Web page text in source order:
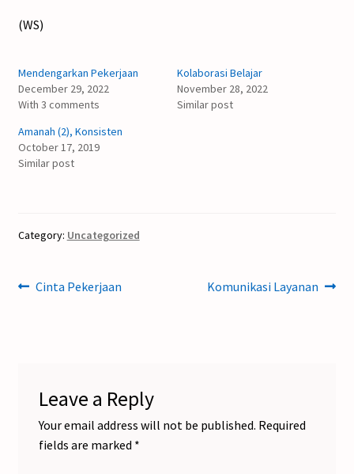
(WS)
Mendengarkan Pekerjaan
December 29, 2022
With 3 comments
Kolaborasi Belajar
November 28, 2022
Similar post
Amanah (2), Konsisten
October 17, 2019
Similar post
Category: Uncategorized
Post
Previous
Cinta Pekerjaan
Next
Komunikasi Layanan
Leave a Reply
Your email address will not be published. Required
fields are marked *